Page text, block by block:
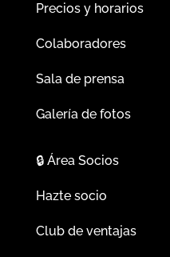
Precios y horarios
Colaboradores
Sala de prensa
Galería de fotos
🔒Área Socios
Hazte socio
Club de ventajas